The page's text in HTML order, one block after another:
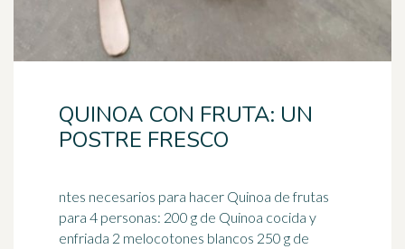
QUINOA CON FRUTA: UN
POSTRE FRESCO
ntes necesarios para hacer Quinoa de frutas
para 4 personas: 200 g de Quinoa cocida y
enfriada 2 melocotones blancos 250 g de